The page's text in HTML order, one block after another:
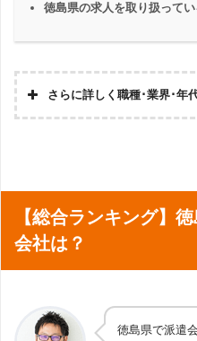
徳島県の求人を取り扱って
さらに詳しく職種･業界･年
企業受付
マネキン
【総合ランキング】
会社は？
徳島県で派遣